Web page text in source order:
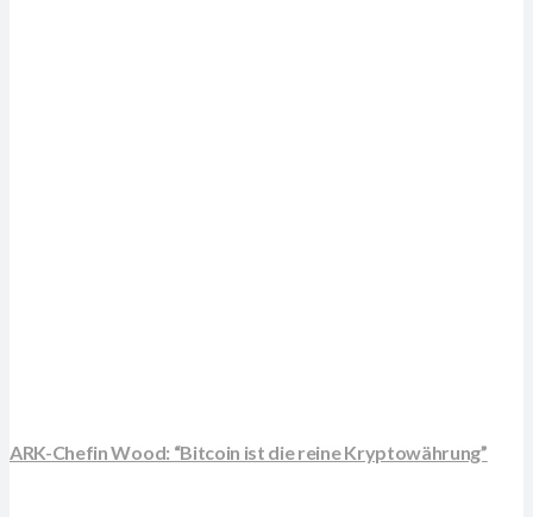
ARK-Chefin Wood: “Bitcoin ist die reine Kryptowährung”